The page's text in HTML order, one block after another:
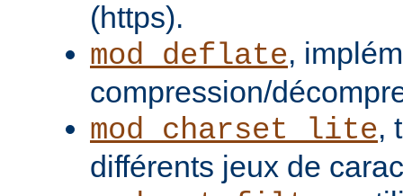
(https).
mod_deflate,
compression/
mod_charset_lite,
différents jeux de